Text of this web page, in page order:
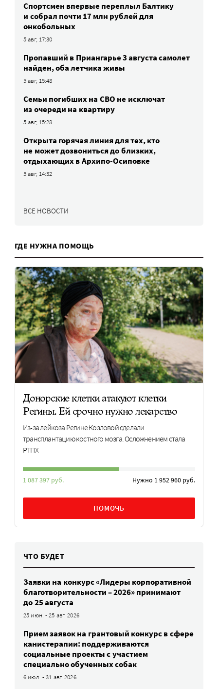
Спортсмен впервые переплыл Балтику
и собрал почти 17 млн рублей для
онкобольных
5 авг, 17:30
Пропавший в Приангарье 3 августа самолет
найден, оба летчика живы
5 авг, 15:48
Семьи погибших на СВО не исключат
из очереди на квартиру
5 авг, 15:28
Открыта горячая линия для тех, кто
не может дозвониться до близких,
отдыхающих в Архипо-Осиповке
5 авг, 14:32
ВСЕ НОВОСТИ
ГДЕ НУЖНА ПОМОЩЬ
Донорские клетки атакуют клетки
Регины. Ей срочно нужно лекарство
Из-за лейкоза Регине Козловой сделали
трансплантацию костного мозга. Осложнением стала
РТПХ
1 087 397 руб. Нужно 1 952 960 руб.
ПОМОЧЬ
ЧТО БУДЕТ
Заявки на конкурс «Лидеры корпоративной
благотворительности – 2026» принимают
до 25 августа
25 июн. - 25 авг. 2026
Прием заявок на грантовый конкурс в сфере
канистерапии: поддерживаются
социальные проекты с участием
специально обученных собак
6 июл. - 31 авг. 2026